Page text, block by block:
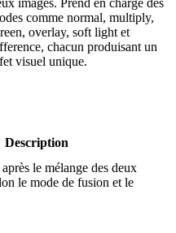
images. Prend en charge des
comme normal, multiply,
overlay, soft light et
chacun produisant un
visuel unique.
Description
le mélange des deux
le mode de fusion et le